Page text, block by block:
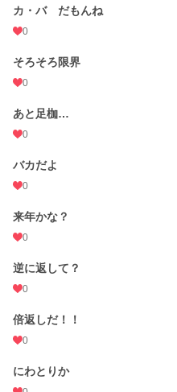
カ・バ だもんね
0
そろそろ限界
0
あと足枷…
0
バカだよ
0
来年かな？
0
逆に返して？
0
倍返しだ！！
0
にわとりか